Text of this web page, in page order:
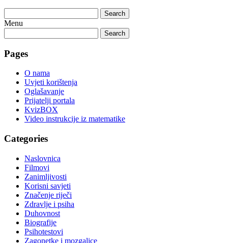
Search
Menu
Search
Pages
O nama
Uvjeti korištenja
Oglašavanje
Prijatelji portala
KvizBOX
Video instrukcije iz matematike
Categories
Naslovnica
Filmovi
Zanimljivosti
Korisni savjeti
Značenje riječi
Zdravlje i psiha
Duhovnost
Biografije
Psihotestovi
Zagonetke i mozgalice